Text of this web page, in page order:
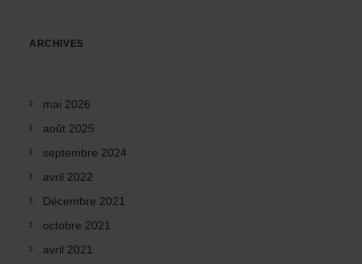
ARCHIVES
mai 2026
août 2025
septembre 2024
avril 2022
Décembre 2021
octobre 2021
avril 2021